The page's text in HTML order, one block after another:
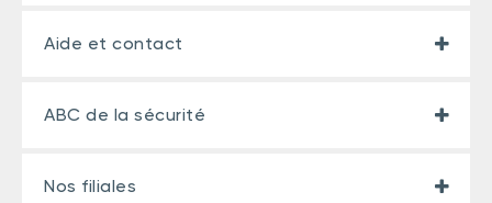
Aide et contact
ABC de la sécurité
Nos filiales